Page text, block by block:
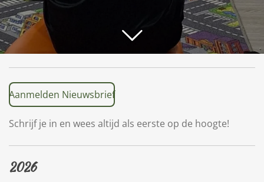
Aanmelden Nieuwsbrief
Schrijf je in en wees altijd als eerste op de hoogte!
2026